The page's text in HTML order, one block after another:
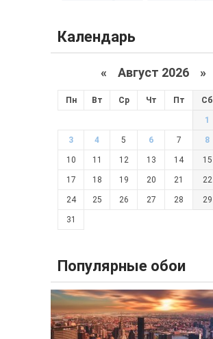
Календарь
« Август 2026 »
Пн Вт Ср Чт Пт Сб
1
3 4 5 6 7 8
10 11 12 13 14 15
17 18 19 20 21 22
24 25 26 27 28 29
31
Популярные обои